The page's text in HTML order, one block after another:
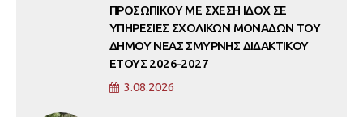
ΠΡΟΣΩΠΙΚΟΥ ΜΕ ΣΧΕΣΗ ΙΔΟΧ ΣΕ
ΥΠΗΡΕΣΙΕΣ ΣΧΟΛΙΚΩΝ ΜΟΝΑΔΩΝ ΤΟΥ
ΔΗΜΟΥ ΝΕΑΣ ΣΜΥΡΝΗΣ ΔΙΔΑΚΤΙΚΟΥ
ΕΤΟΥΣ 2026-2027
3.08.2026